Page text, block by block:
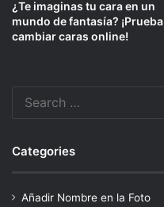
¿Te imaginas tu cara en un
mundo de fantasía? ¡Prueba
cambiar caras online!
Categories
Añadir Nombre en la Foto